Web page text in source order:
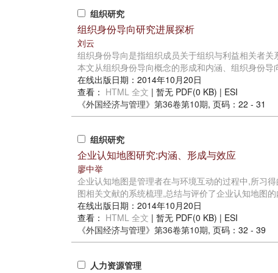
组织研究
组织身份导向研究进展探析
刘云
组织身份导向是指组织成员关于组织与利益相关者
本文从组织身份导向概念的形成和内涵、组织身份
在线出版日期：2014年10月20日
查看： HTML 全文 | 暂无 PDF(0 KB) | ESI
《外国经济与管理》 第36卷第10期, 页码：22 - 31
组织研究
企业认知地图研究:内涵、形成与效应
廖中举
企业认知地图是管理者在与环境互动的过程中,所习
图相关文献的系统梳理,总结与评价了企业认知地图
在线出版日期：2014年10月20日
查看： HTML 全文 | 暂无 PDF(0 KB) | ESI
《外国经济与管理》 第36卷第10期, 页码：32 - 39
人力资源管理